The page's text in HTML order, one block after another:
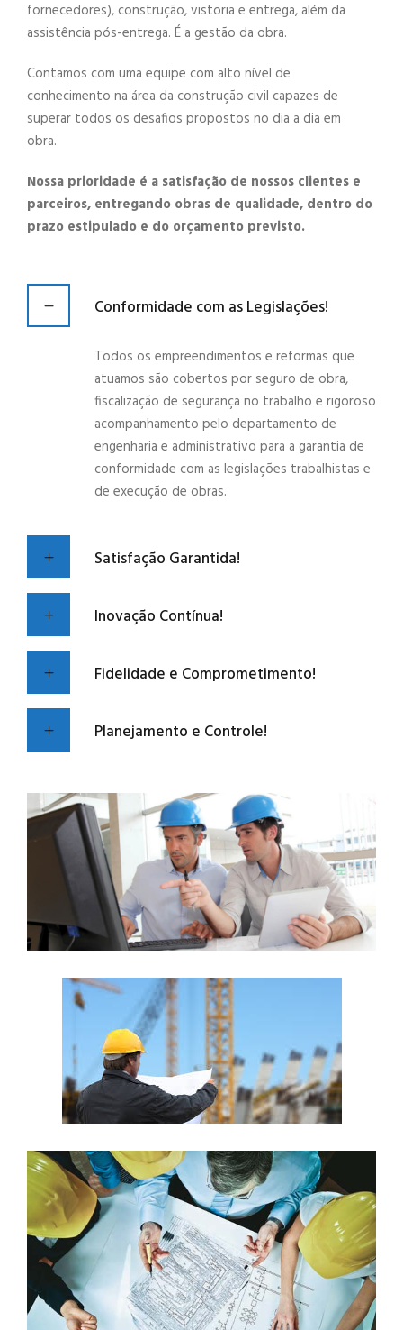
fornecedores), construção, vistoria e entrega, além da
assistência pós-entrega. É a gestão da obra.
Contamos com uma equipe com alto nível de
conhecimento na área da construção civil capazes de
superar todos os desafios propostos no dia a dia em
obra.
Nossa prioridade é a satisfação de nossos clientes e
parceiros, entregando obras de qualidade, dentro do
prazo estipulado e do orçamento previsto.
Conformidade com as Legislações!
Todos os empreendimentos e reformas que
atuamos são cobertos por seguro de obra,
fiscalização de segurança no trabalho e rigoroso
acompanhamento pelo departamento de
engenharia e administrativo para a garantia de
conformidade com as legislações trabalhistas e
de execução de obras.
Satisfação Garantida!
Inovação Contínua!
Fidelidade e Comprometimento!
Planejamento e Controle!